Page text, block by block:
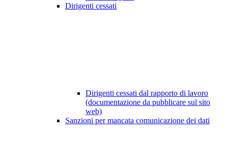
Dirigenti cessati
Dirigenti cessati dal rapporto di lavoro
(documentazione da pubblicare sul sito
web)
Sanzioni per mancata comunicazione dei dati